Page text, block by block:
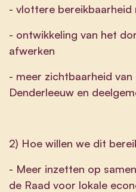
- vlottere bereikbaarheid
- ontwikkeling van het
afwerken
- meer zichtbaarheid
Denderleeuw en
2) Hoe willen we dit
- Meer inzetten op
de Raad voor lokale